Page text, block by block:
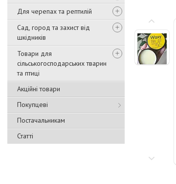
Для черепах та рептилій
Сад, город та захист від
шкідників
Товари для
сільськогосподарських тварин
та птиці
Акційні товари
Покупцеві
Постачальникам
Статті